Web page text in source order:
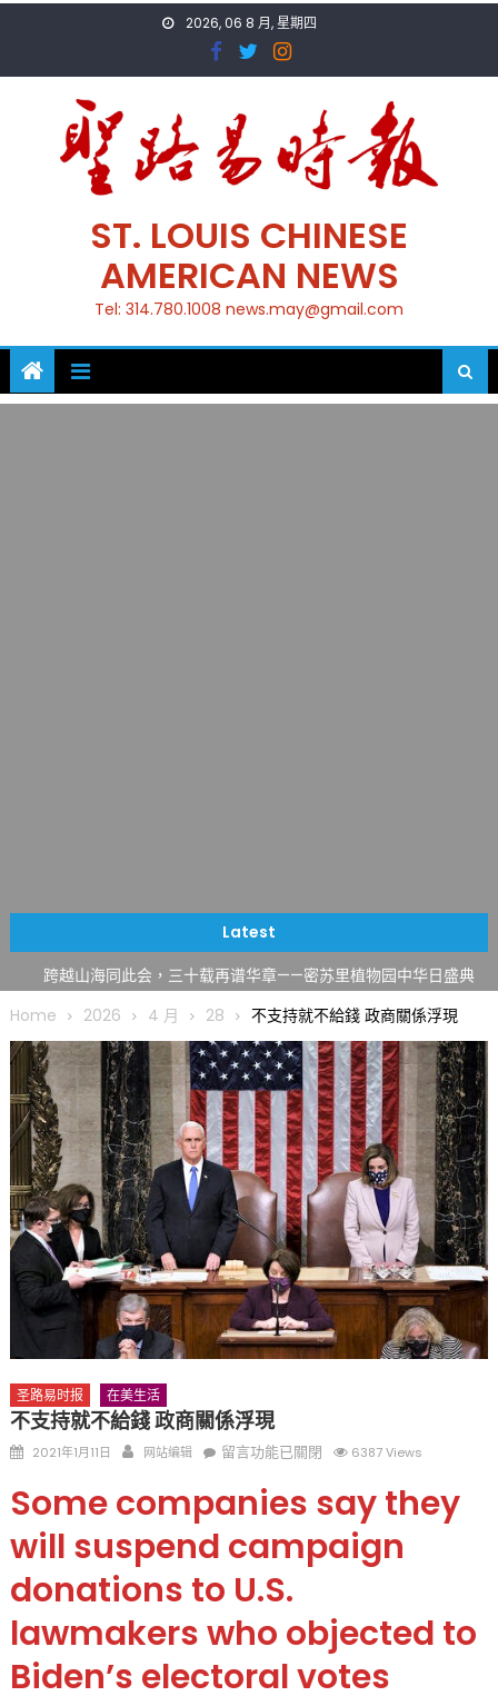
2026, 06 8 月, 星期四
ST. LOUIS CHINESE
AMERICAN NEWS
Tel: 314.780.1008 news.may@gmail.com
Latest
筝声与琴韵交汇：刘励(Li Statler)与钢琴家Darek演绎一场古筝
跨越山海同此会，三十载再谱华章——密苏里植物园中华日盛典
圆满举行
圣路易龙舟俱乐部5月16日龙舟体验日 邀请各界亲身体验划行乐
趣 + 水上竞速魅力
三十二载跨越时空的相逢
执掌密苏里植物园近四十年 致力推动全球植物多样性研究与中美
合作 Peter Raven 博士逝世 享年89岁
一晃三十年，初夏又相逢。中华日，等你来赴约 —— 密苏里植物
园“中华日三十周年特别报道（五）
筝声与琴韵交汇：刘励(Li Statler)与钢琴家Darek演绎一场古筝
与钢琴的精彩对话
Home 2026 4 月 28 不支持就不給錢 政商關係浮現
圣路易时报 在美生活
不支持就不給錢 政商關係浮現
Posted
2021年1月11日 Author
网站编辑
在
支
就
給
錢
商
留言功能已關閉 6387 Views
Some companies say they
will suspend campaign
donations to U.S.
lawmakers who objected to
Biden’s electoral votes